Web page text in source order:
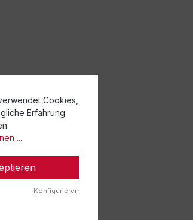
Cookies,
Erfahrung
...
Konfigurieren